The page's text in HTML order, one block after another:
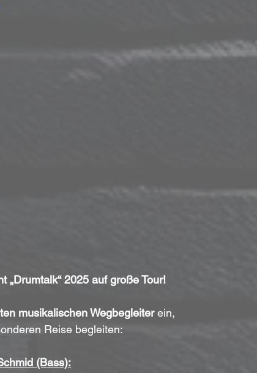
„Drumtalk“ 2025 auf große Tour!
musikalischen Wegbegleiter ein,
Reise begleiten:
(Bass):